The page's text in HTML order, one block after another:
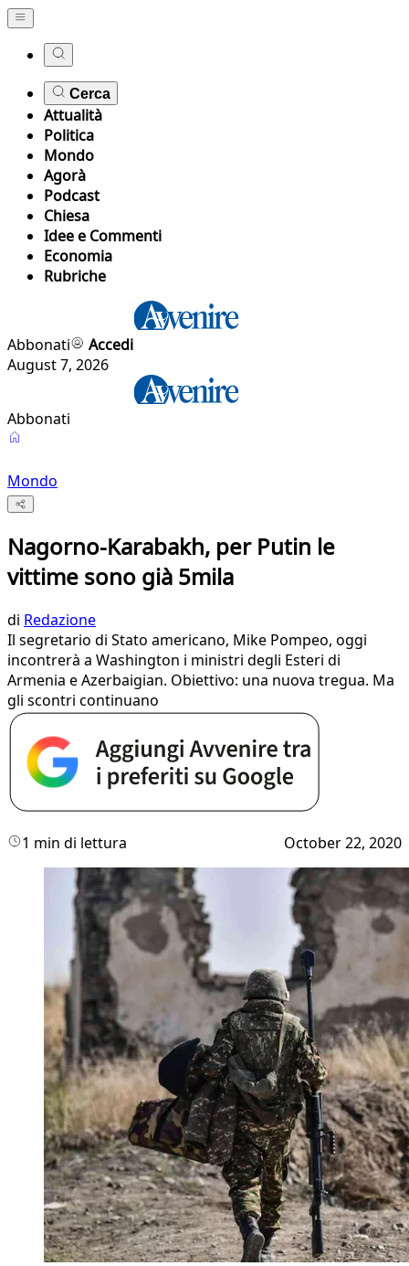
Cerca
Attualità
Politica
Mondo
Agorà
Podcast
Chiesa
Idee e Commenti
Economia
Rubriche
Abbonati
Accedi
August 7, 2026
Abbonati
Mondo
Nagorno-Karabakh, per Putin le
vittime sono già 5mila
di Redazione
Il segretario di Stato americano, Mike Pompeo, oggi
incontrerà a Washington i ministri degli Esteri di
Armenia e Azerbaigian. Obiettivo: una nuova tregua. Ma
gli scontri continuano
1 min di lettura October 22, 2020